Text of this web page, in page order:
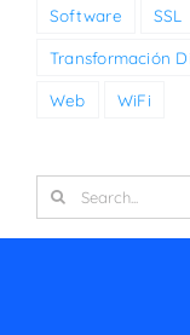
Software SSL
Transformación
Web WiFi
Search
for: